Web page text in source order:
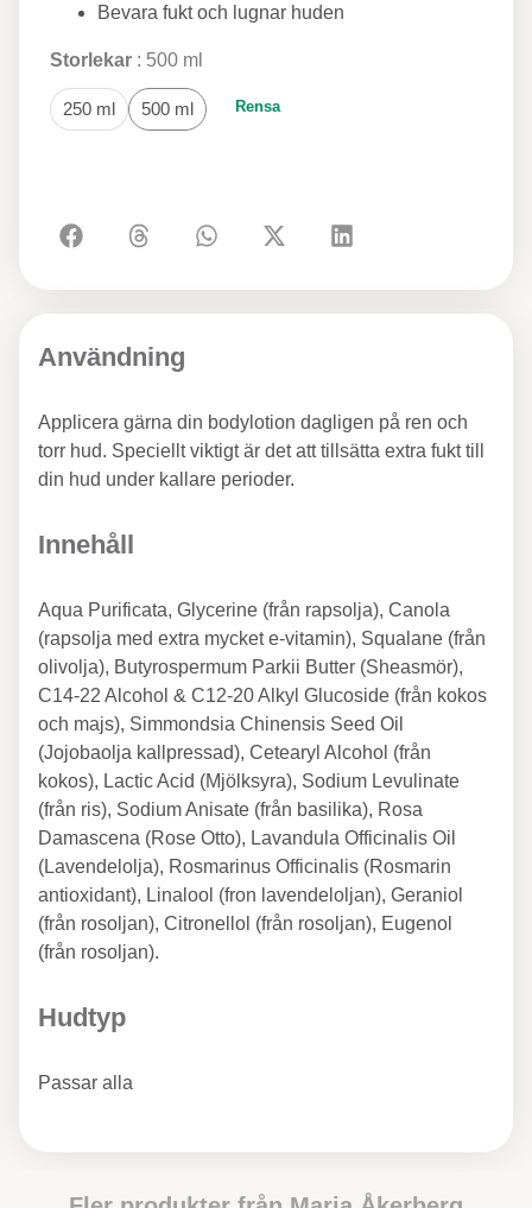
Bevara fukt och lugnar huden
Storlekar 500 ml
250 ml 500 ml Rensa
Användning
Applicera gärna din bodylotion dagligen på ren och
torr hud. Speciellt viktigt är det att tillsätta extra fukt till
din hud under kallare perioder.
Innehåll
Aqua Purificata, Glycerine (från rapsolja), Canola
(rapsolja med extra mycket e-vitamin), Squalane (från
olivolja), Butyrospermum Parkii Butter (Sheasmör),
C14-22 Alcohol & C12-20 Alkyl Glucoside (från kokos
och majs), Simmondsia Chinensis Seed Oil
(Jojobaolja kallpressad), Cetearyl Alcohol (från
kokos), Lactic Acid (Mjölksyra), Sodium Levulinate
(från ris), Sodium Anisate (från basilika), Rosa
Damascena (Rose Otto), Lavandula Officinalis Oil
(Lavendelolja), Rosmarinus Officinalis (Rosmarin
antioxidant), Linalool (fron lavendeloljan), Geraniol
(från rosoljan), Citronellol (från rosoljan), Eugenol
(från rosoljan).
Hudtyp
Passar alla